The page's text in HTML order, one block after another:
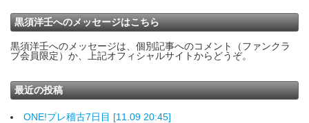
黒須洋壬へのメッセージはこちら
黒須洋壬へのメッセージは、個別記事へのコメント（ファンクラ
ブ会員限定）か、上記オフィシャルサイトからどうぞ。
最近の投稿
ONE!プレ稽古7日目 [11.09 20:45]